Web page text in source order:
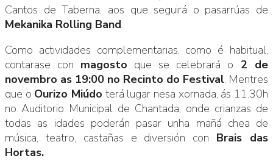
Cantos de Taberna, aos que seguirá o pasarrúas de
Mekanika Rolling Band.
Como actividades complementarias, como é habitual,
contarase con magosto que se celebrará o 2 de
novembro as 19:00 no Recinto do Festival. Mentres
que o Ourizo Miúdo terá lugar nesa xornada, ás 11.30h
no Auditorio Municipal de Chantada, onde crianzas de
todas as idades poderán pasar unha mañá chea de
música, teatro, castañas e diversión con Brais das
Hortas.